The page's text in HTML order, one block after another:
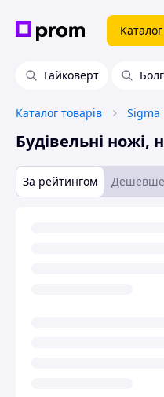
Каталог
Гайковерт
Каталог товарів Sigma
Будівельні ножі,
За рейтингом Дешевше